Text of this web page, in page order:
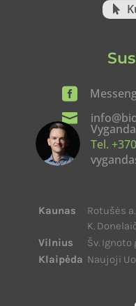


Tel.
Kaunas
Rotušės a.
K.
Vilnius
Šv. Ignoto
Klaipėda Naujoji